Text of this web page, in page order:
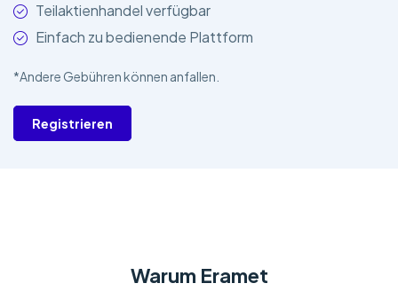
Teilaktienhandel verfügbar
Einfach zu bedienende Plattform
*Andere Gebühren können anfallen.
Registrieren
Warum Eramet